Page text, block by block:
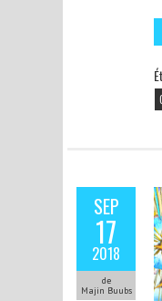
SEP
17
2018
de
Majin Buubs